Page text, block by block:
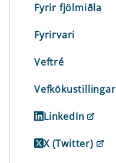
Fyrir fjölmiðla
Fyrirvari
Veftré
Vefkökustillingar
LinkedIn
X (Twitter)